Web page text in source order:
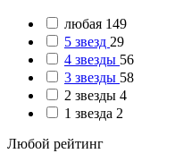
любая 149
5 звезд 29
4 звезды 56
3 звезды 58
2 звезды 4
1 звезда 2
Любой рейтинг